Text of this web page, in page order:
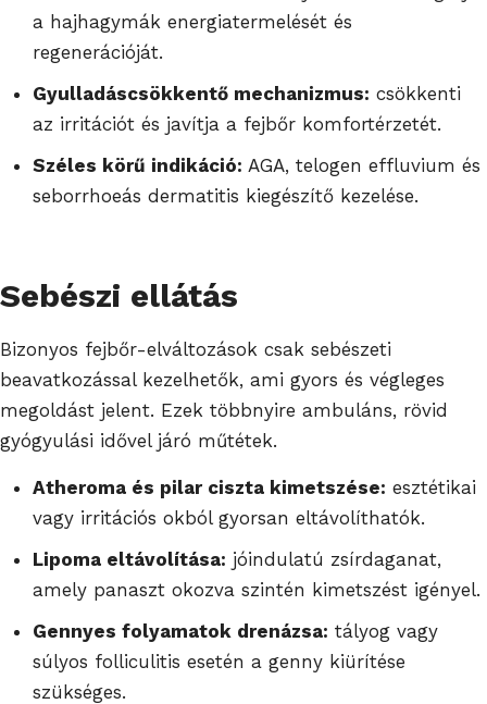
a hajhagymák energiatermelését és
regenerációját.
Gyulladáscsökkentő mechanizmus: csökkenti
az irritációt és javítja a fejbőr komfortérzetét.
Széles körű indikáció: AGA, telogen effluvium és
seborrhoeás dermatitis kiegészítő kezelése.
Sebészi ellátás
Bizonyos fejbőr-elváltozások csak sebészeti
beavatkozással kezelhetők, ami gyors és végleges
megoldást jelent. Ezek többnyire ambuláns, rövid
gyógyulási idővel járó műtétek.
Atheroma és pilar ciszta kimetszése: esztétikai
vagy irritációs okból gyorsan eltávolíthatók.
Lipoma eltávolítása: jóindulatú zsírdaganat,
amely panaszt okozva szintén kimetszést igényel.
Gennyes folyamatok drenázsa: tályog vagy
súlyos folliculitis esetén a genny kiürítése
szükséges.